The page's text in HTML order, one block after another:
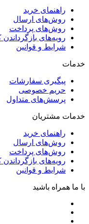
راهنمای خرید
روش‌های ارسال
روش‌های پرداخت
رویه‌های بازگرداندن
شرایط و قوانین
خدمات
پیگیری سفارشات
حریم خصوصی
پرسش‌های متداول
خدمات مشتریان
راهنمای خرید
روش‌های ارسال
روش‌های پرداخت
رویه‌های بازگرداندن
شرایط و قوانین
با ما همراه باشید